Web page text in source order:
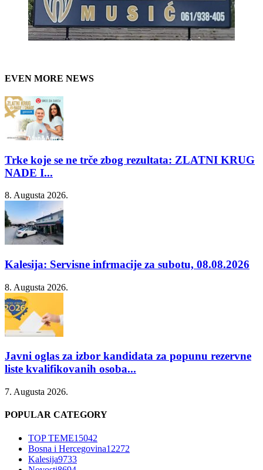
EVEN MORE NEWS
Trke koje se ne trče zbog rezultata: ZLATNI KRUG
NADE I...
8. Augusta 2026.
Kalesija: Servisne infrmacije za subotu, 08.08.2026
8. Augusta 2026.
Javni oglas za izbor kandidata za popunu rezervne
liste kvalifikovanih osoba...
7. Augusta 2026.
POPULAR CATEGORY
TOP TEME15042
Bosna i Hercegovina12272
Kalesija9733